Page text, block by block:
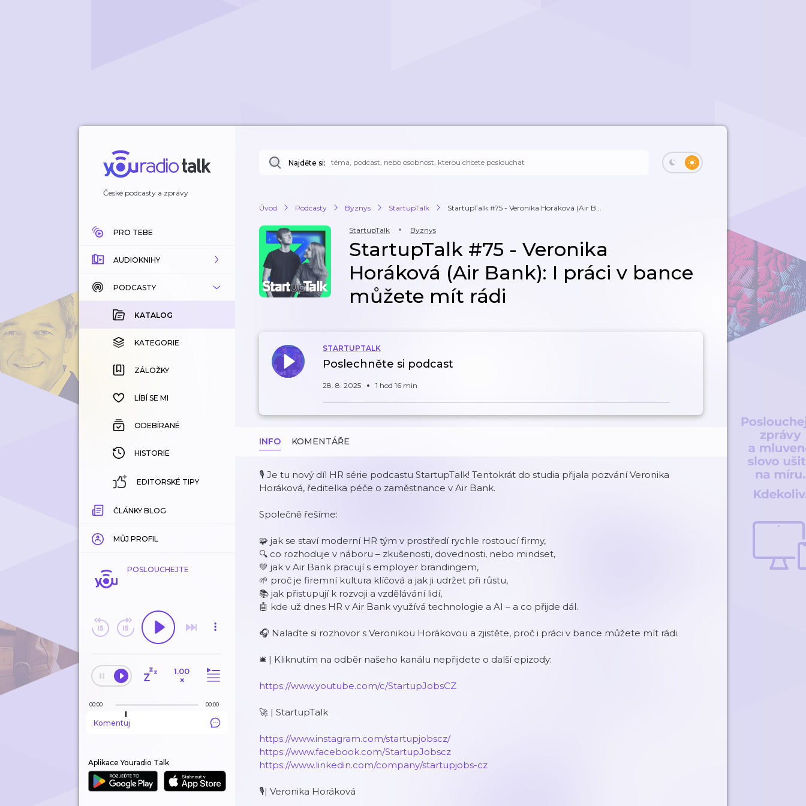
České podcasty a zprávy
PRO TEBE
AUDIOKNIHY
KATALOG
KOUPENÉ
KATEGORIE
ZÁLOŽKY
HISTORIE
PODCASTY
KATALOG
KATEGORIE
ZÁLOŽKY
LÍBÍ SE MI
ODEBÍRANÉ
HISTORIE
EDITORSKÉ TIPY
ČLÁNKY BLOG
MŮJ PROFIL
POSLOUCHEJTE
1.00
×
00:00 00:00
Komentuj
Aplikace Youradio Talk
Najděte si:
Úvod Podcasty Byznys StartupTalk StartupTalk #75 - Veronika Horáková (Air B...
StartupTalk Byznys
StartupTalk #75 - Veronika
Horáková (Air Bank): I práci v bance
můžete mít rádi
STARTUPTALK
Poslechněte si podcast
28. 8. 2025 1 hod 16 min
INFO KOMENTÁŘE
🎙️ Je tu nový díl HR série podcastu StartupTalk! Tentokrát do studia přijala pozvání Veronika
Horáková, ředitelka péče o zaměstnance v Air Bank.
Společně řešíme:
🧩 jak se staví moderní HR tým v prostředí rychle rostoucí firmy,
🔍 co rozhoduje v náboru – zkušenosti, dovednosti, nebo mindset,
💚 jak v Air Bank pracují s employer brandingem,
🌱 proč je firemní kultura klíčová a jak ji udržet při růstu,
📚 jak přistupují k rozvoji a vzdělávání lidí,
🤖 kde už dnes HR v Air Bank využívá technologie a AI – a co přijde dál.
🎧 Nalaďte si rozhovor s Veronikou Horákovou a zjistěte, proč i práci v bance můžete mít rádi.
🛎 | Kliknutím na odběr našeho kanálu nepřijdete o další epizody:
https://www.youtube.com/c/StartupJobsCZ
🚀 | StartupTalk
https://www.instagram.com/startupjobscz/
https://www.facebook.com/StartupJobscz
https://www.linkedin.com/company/startupjobs-cz
🎙| Veronika Horáková